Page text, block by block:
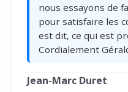
nous essayons de
pour satisfaire les
est dit, ce qui est
Cordialement
Jean-Marc Duret